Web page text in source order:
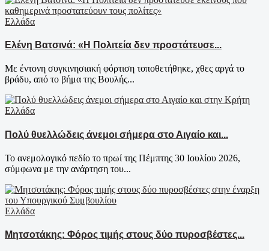
Ελλάδα
Ελένη Βατσινά: «Η Πολιτεία δεν προστάτευσε...
Με έντονη συγκινησιακή φόρτιση τοποθετήθηκε, χθες αργά το
βράδυ, από το βήμα της Βουλής...
Ελλάδα
Πολύ θυελλώδεις άνεμοι σήμερα στο Αιγαίο και...
Το ανεμολογικό πεδίο το πρωί της Πέμπτης 30 Ιουλίου 2026,
σύμφωνα με την ανάρτηση του...
Ελλάδα
Μητσοτάκης: Φόρος τιμής στους δύο πυροσβέστες...